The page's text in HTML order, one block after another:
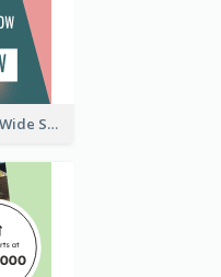
Queer Day Fashion Wide Skyscraper Banner